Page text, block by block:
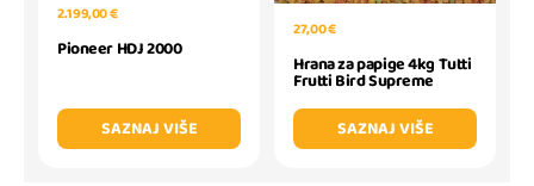
2.199,00 €
Pioneer HDJ 2000
SAZNAJ VIŠE
27,00 €
Hrana za papige 4kg Tutti
Frutti Bird Supreme
SAZNAJ VIŠE